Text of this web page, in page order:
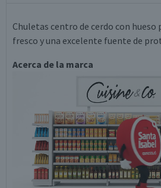
Chuletas centro de cerdo con
fresco y una excelente fuente de
Acerca de la marca